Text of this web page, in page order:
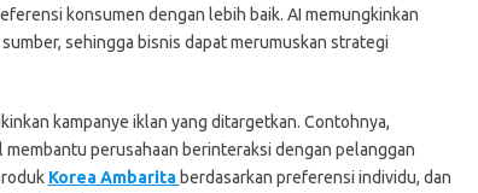
konsumen dengan lebih baik. AI memungkinkan
sehingga bisnis dapat merumuskan strategi
kampanye iklan yang ditargetkan. Contohnya,
perusahaan berinteraksi dengan pelanggan
Korea Ambarita berdasarkan preferensi individu, dan